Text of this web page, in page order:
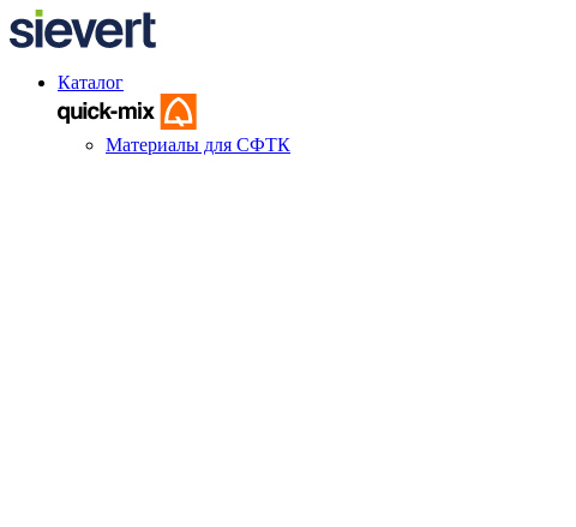
Каталог
Материалы для СФТК